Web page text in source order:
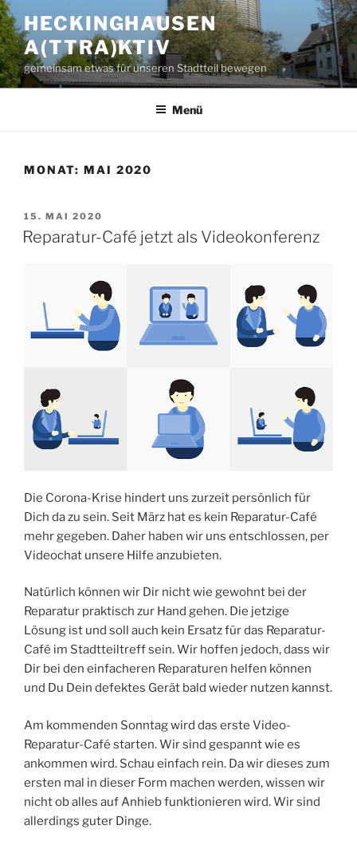
Zum
Inhalt
springen
HECKINGHAUSEN
A(TTRA)KTIV
gemeinsam etwas für unseren Stadtteil bewegen
Menü
MONAT: MAI 2020
VERÖFFENTLICHT
AM
15. MAI 2020
Reparatur-Café jetzt als Videokonferenz
Die Corona-Krise hindert uns zurzeit persönlich für
Dich da zu sein. Seit März hat es kein Reparatur-Café
mehr gegeben. Daher haben wir uns entschlossen, per
Videochat unsere Hilfe anzubieten.
Natürlich können wir Dir nicht wie gewohnt bei der
Reparatur praktisch zur Hand gehen. Die jetzige
Lösung ist und soll auch kein Ersatz für das Reparatur-
Café im Stadtteiltreff sein. Wir hoffen jedoch, dass wir
Dir bei den einfacheren Reparaturen helfen können
und Du Dein defektes Gerät bald wieder nutzen kannst.
Am kommenden Sonntag wird das erste Video-
Reparatur-Café starten. Wir sind gespannt wie es
ankommen wird. Schau einfach rein. Da wir dieses zum
ersten mal in dieser Form machen werden, wissen wir
nicht ob alles auf Anhieb funktionieren wird. Wir sind
allerdings guter Dinge.